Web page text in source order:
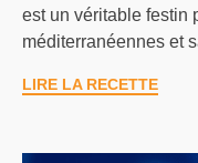
est un véritable festin
méditerranéennes et
LIRE LA RECETTE